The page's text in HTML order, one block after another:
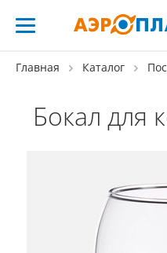
Главная Каталог
Бокал для